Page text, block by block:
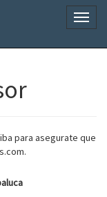
para asegurate que